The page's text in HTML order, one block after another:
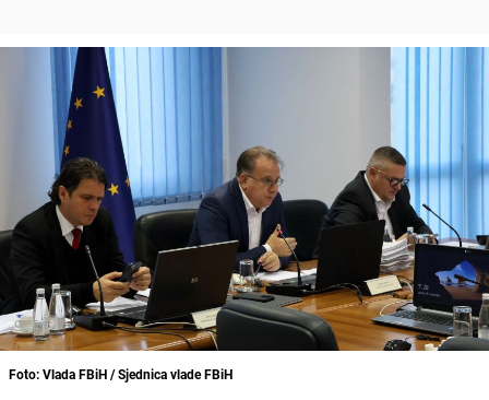
Foto: Vlada FBiH / Sjednica vlade FBiH